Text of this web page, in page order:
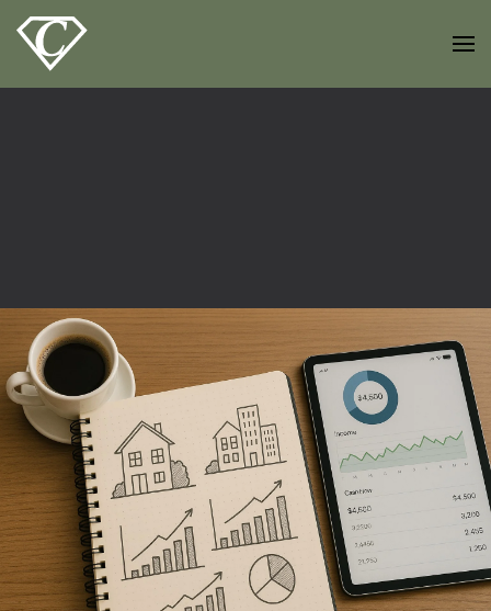
Zum Hauptinhalt springen